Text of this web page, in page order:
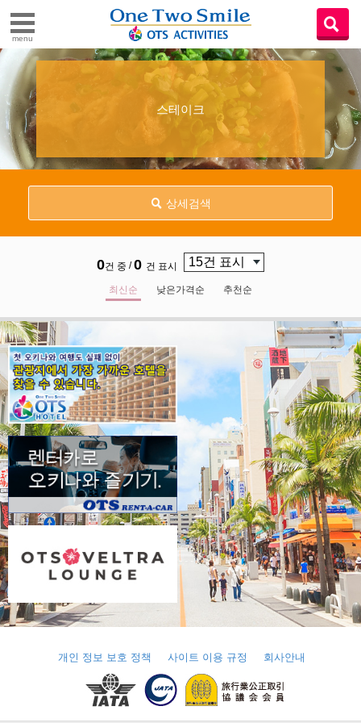
menu
스테이크
상세검색
0건 중 /0 건 표시
최신순 낮은가격순 추천순
개인 정보 보호 정책 사이트 이용 규정 회사안내